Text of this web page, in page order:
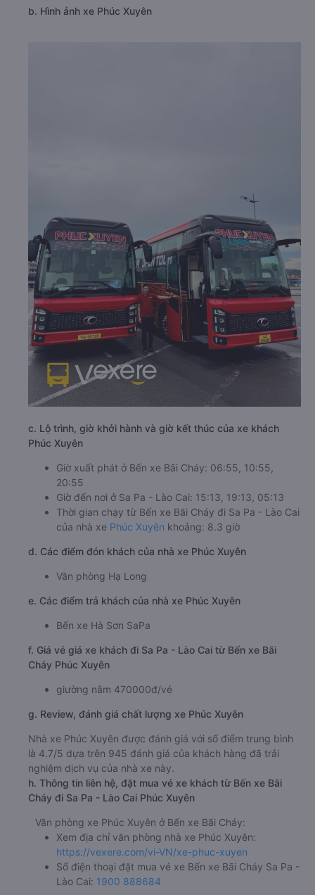
b. Hình ảnh xe Phúc Xuyên
c. Lộ trình, giờ khởi hành và giờ kết thúc của xe khách
Phúc Xuyên
Giờ xuất phát ở Bến xe Bãi Cháy: 06:55, 10:55,
20:55
Giờ đến nơi ở Sa Pa - Lào Cai: 15:13, 19:13, 05:13
Thời gian chạy từ Bến xe Bãi Cháy đi Sa Pa - Lào Cai
của nhà xe Phúc Xuyên khoảng: 8.3 giờ
d. Các điểm đón khách của nhà xe Phúc Xuyên
Văn phòng Hạ Long
e. Các điểm trả khách của nhà xe Phúc Xuyên
Bến xe Hà Sơn SaPa
f. Giá vé giá xe khách đi Sa Pa - Lào Cai từ Bến xe Bãi
Cháy Phúc Xuyên
giường nằm 470000đ/vé
g. Review, đánh giá chất lượng xe Phúc Xuyên
Nhà xe Phúc Xuyên được đánh giá với số điểm trung bình
là 4.7/5 dựa trên 945 đánh giá của khách hàng đã trải
nghiệm dịch vụ của nhà xe này.
h. Thông tin liên hệ, đặt mua vé xe khách từ Bến xe Bãi
Cháy đi Sa Pa - Lào Cai Phúc Xuyên
Văn phòng xe Phúc Xuyên ở Bến xe Bãi Cháy:
Xem địa chỉ văn phòng nhà xe Phúc Xuyên:
https://vexere.com/vi-VN/xe-phuc-xuyen
Số điện thoại đặt mua vé xe Bến xe Bãi Cháy Sa Pa -
Lào Cai: 1900 888684